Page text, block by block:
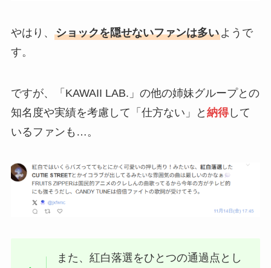
やはり、 ショックを隠せないファンは多いようで
す。
ですが、「KAWAII LAB.」の他の姉妹グループとの
知名度や実績を考慮して「仕方ない」と 納得して
いるファンも…。
また、紅白落選をひとつの通過点とし